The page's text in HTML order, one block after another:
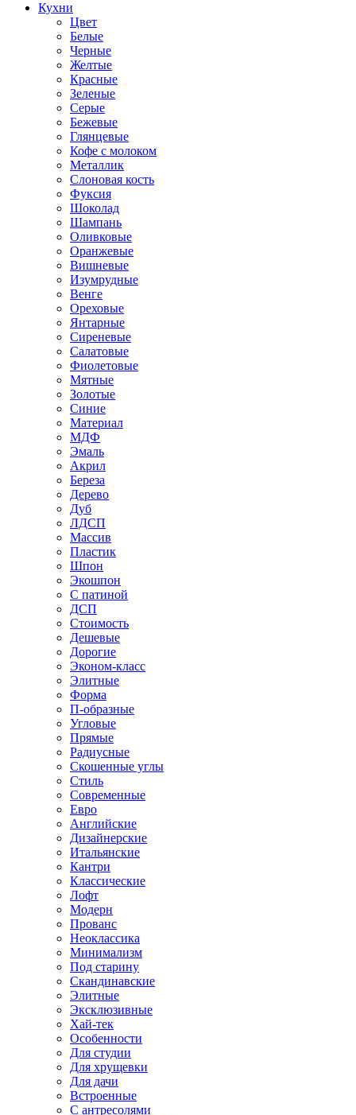
Кухни
Цвет
Белые
Черные
Желтые
Красные
Зеленые
Серые
Бежевые
Глянцевые
Кофе с молоком
Металлик
Слоновая кость
Фуксия
Шоколад
Шампань
Оливковые
Оранжевые
Вишневые
Изумрудные
Венге
Ореховые
Янтарные
Сиреневые
Салатовые
Фиолетовые
Мятные
Золотые
Синие
Материал
МДФ
Эмаль
Акрил
Береза
Дерево
Дуб
ЛДСП
Массив
Пластик
Шпон
Экошпон
С патиной
ДСП
Стоимость
Дешевые
Дорогие
Эконом-класс
Элитные
Форма
П-образные
Угловые
Прямые
Радиусные
Скошенные углы
Стиль
Современные
Евро
Английские
Дизайнерские
Итальянские
Кантри
Классические
Лофт
Модерн
Прованс
Неоклассика
Минимализм
Под старину
Скандинавские
Элитные
Эксклюзивные
Хай-тек
Особенности
Для студии
Для хрущевки
Для дачи
Встроенные
С антресолями